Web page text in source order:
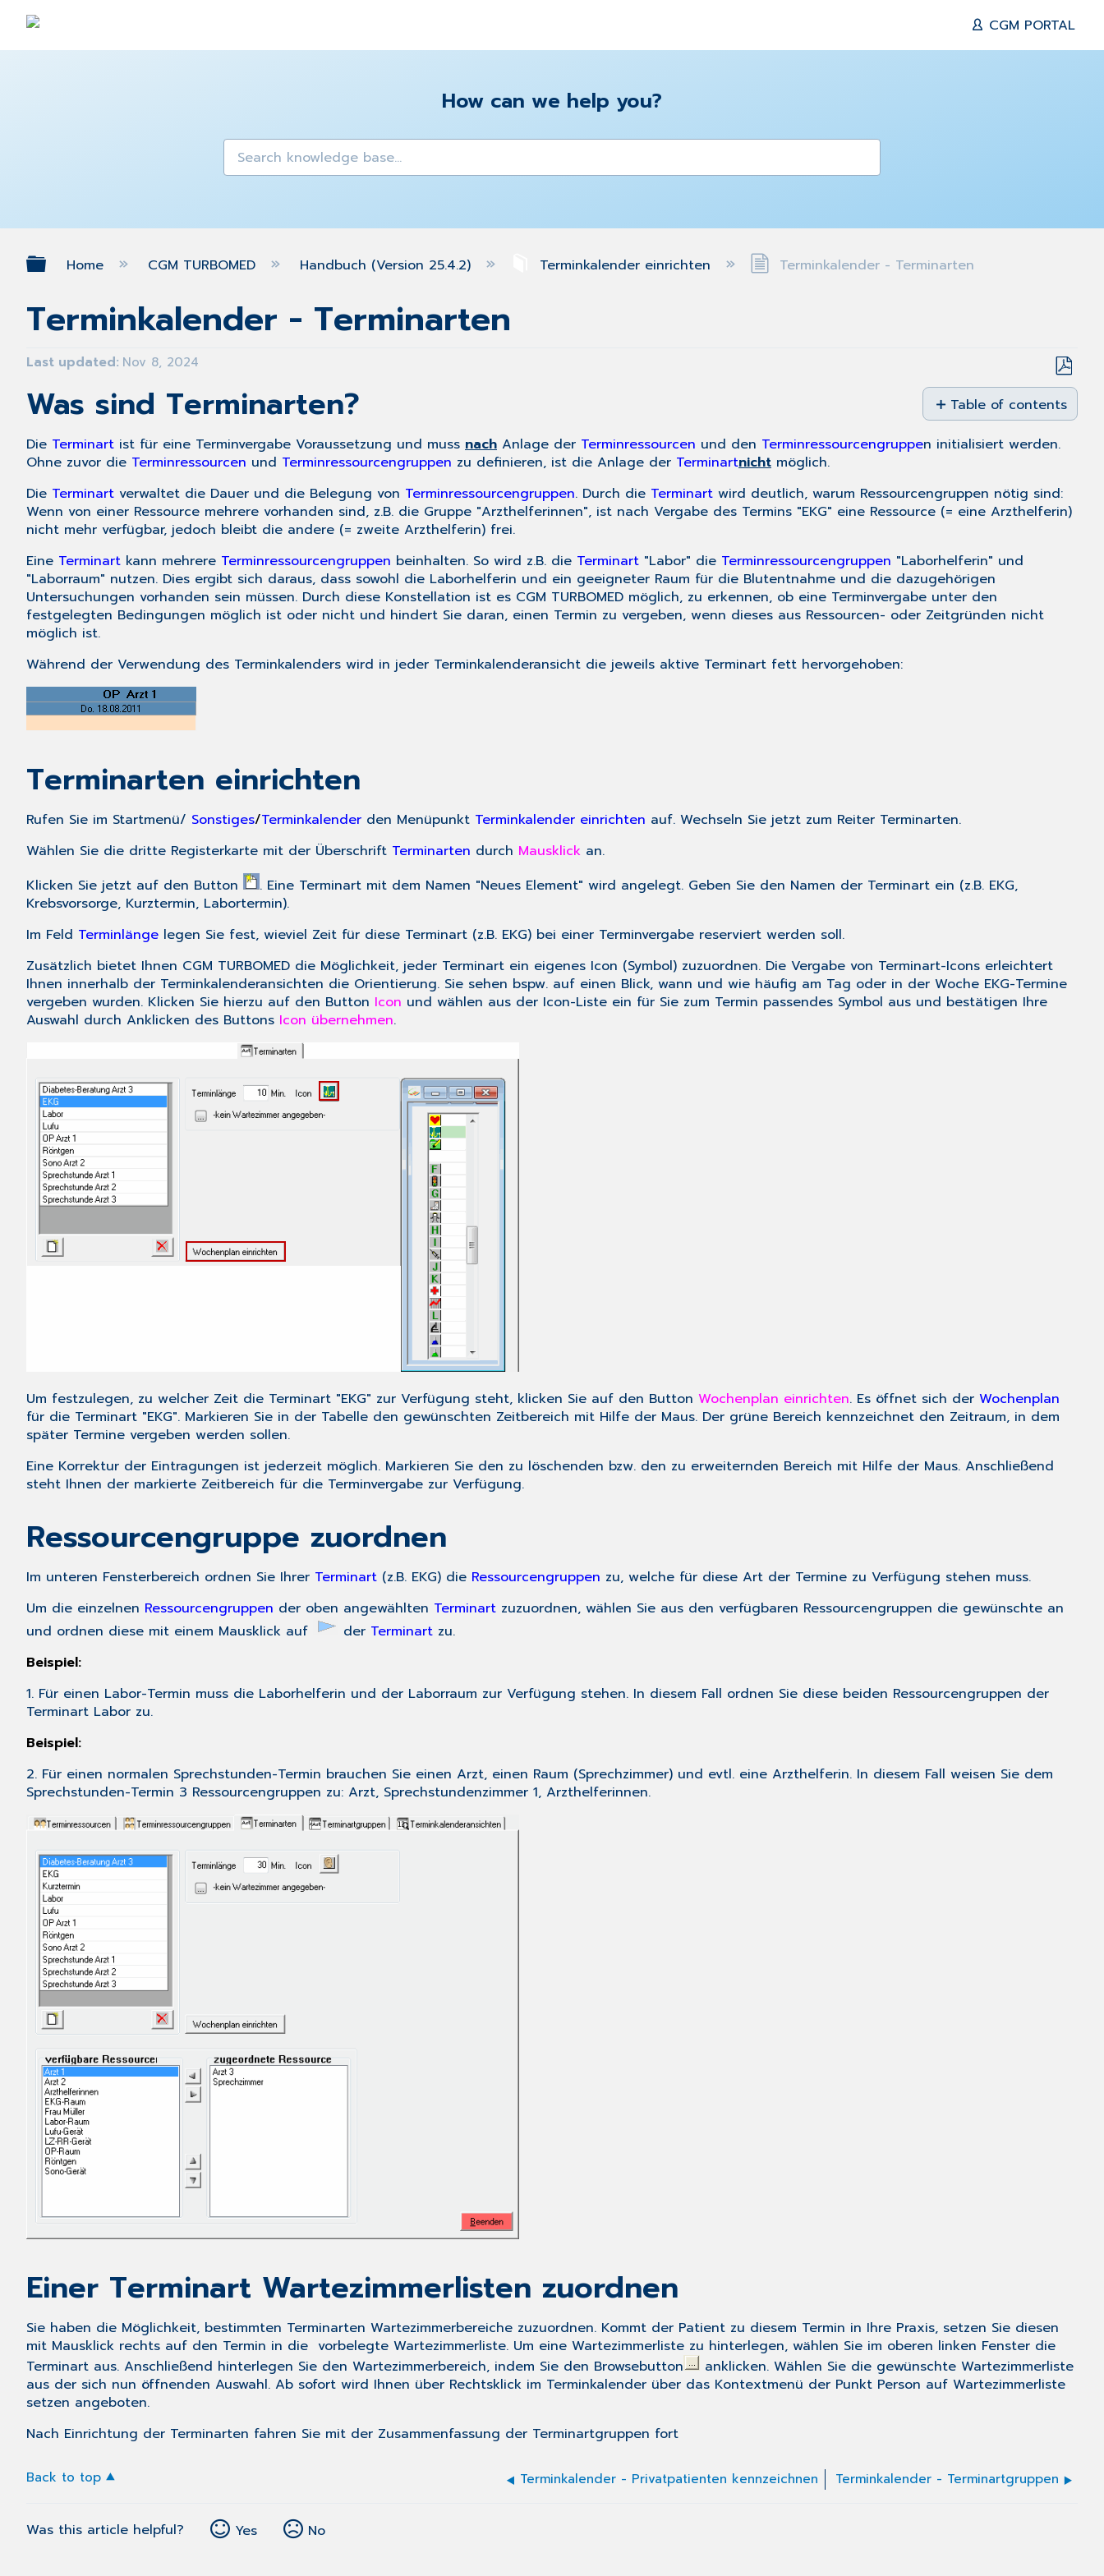
CGM PORTAL
How can we help you?
Expand/collapse global hierarchy
Home CGM TURBOMED Handbuch (Version 25.4.2) Terminkalender einrichten Terminkalender - Terminarten
Terminkalender - Terminarten
Last updated Nov 8, 2024
Save
as
PDF
Table of contents
sind
Terminarten
einrichten
Einer
Terminart
Wartezimmerlisten
zuordnen
Was sind Terminarten?
Die Terminart ist für eine Terminvergabe Voraussetzung und muss nach Anlage der Terminressourcen und den Terminressourcengruppen initialisiert werden.
Ohne zuvor die Terminressourcen und Terminressourcengruppen zu definieren, ist die Anlage der Terminartnicht möglich.
Die Terminart verwaltet die Dauer und die Belegung von Terminressourcengruppen. Durch die Terminart wird deutlich, warum Ressourcengruppen nötig sind:
Wenn von einer Ressource mehrere vorhanden sind, z.B. die Gruppe "Arzthelferinnen", ist nach Vergabe des Termins "EKG" eine Ressource (= eine Arzthelferin)
nicht mehr verfügbar, jedoch bleibt die andere (= zweite Arzthelferin) frei.
Eine Terminart kann mehrere Terminressourcengruppen beinhalten. So wird z.B. die Terminart "Labor" die Terminressourcengruppen "Laborhelferin" und
"Laborraum" nutzen. Dies ergibt sich daraus, dass sowohl die Laborhelferin und ein geeigneter Raum für die Blutentnahme und die dazugehörigen
Untersuchungen vorhanden sein müssen. Durch diese Konstellation ist es CGM TURBOMED möglich, zu erkennen, ob eine Terminvergabe unter den
festgelegten Bedingungen möglich ist oder nicht und hindert Sie daran, einen Termin zu vergeben, wenn dieses aus Ressourcen- oder Zeitgründen nicht
möglich ist.
Während der Verwendung des Terminkalenders wird in jeder Terminkalenderansicht die jeweils aktive Terminart fett hervorgehoben:
Terminarten einrichten
Rufen Sie im Startmenü/ Sonstiges/Terminkalender den Menüpunkt Terminkalender einrichten auf. Wechseln Sie jetzt zum Reiter Terminarten.
Wählen Sie die dritte Registerkarte mit der Überschrift Terminarten durch Mausklick an.
Klicken Sie jetzt auf den Button
. Eine Terminart mit dem Namen "Neues Element" wird angelegt. Geben Sie den Namen der Terminart ein (z.B. EKG,
Krebsvorsorge, Kurztermin, Labortermin).
Im Feld Terminlänge legen Sie fest, wieviel Zeit für diese Terminart (z.B. EKG) bei einer Terminvergabe reserviert werden soll.
Zusätzlich bietet Ihnen CGM TURBOMED die Möglichkeit, jeder Terminart ein eigenes Icon (Symbol) zuzuordnen. Die Vergabe von Terminart-Icons erleichtert
Ihnen innerhalb der Terminkalenderansichten die Orientierung. Sie sehen bspw. auf einen Blick, wann und wie häufig am Tag oder in der Woche EKG-Termine
vergeben wurden. Klicken Sie hierzu auf den Button Icon und wählen aus der Icon-Liste ein für Sie zum Termin passendes Symbol aus und bestätigen Ihre
Auswahl durch Anklicken des Buttons Icon übernehmen.
Um festzulegen, zu welcher Zeit die Terminart "EKG" zur Verfügung steht, klicken Sie auf den Button Wochenplan einrichten. Es öffnet sich der Wochenplan
für die Terminart "EKG". Markieren Sie in der Tabelle den gewünschten Zeitbereich mit Hilfe der Maus. Der grüne Bereich kennzeichnet den Zeitraum, in dem
später Termine vergeben werden sollen.
Eine Korrektur der Eintragungen ist jederzeit möglich. Markieren Sie den zu löschenden bzw. den zu erweiternden Bereich mit Hilfe der Maus. Anschließend
steht Ihnen der markierte Zeitbereich für die Terminvergabe zur Verfügung.
Ressourcengruppe zuordnen
Im unteren Fensterbereich ordnen Sie Ihrer Terminart (z.B. EKG) die Ressourcengruppen zu, welche für diese Art der Termine zu Verfügung stehen muss.
Um die einzelnen Ressourcengruppen der oben angewählten Terminart zuzuordnen, wählen Sie aus den verfügbaren Ressourcengruppen die gewünschte an
und ordnen diese mit einem Mausklick auf
der Terminart zu.
Beispiel:
1. Für einen Labor-Termin muss die Laborhelferin und der Laborraum zur Verfügung stehen. In diesem Fall ordnen Sie diese beiden Ressourcengruppen der
Terminart Labor zu.
Beispiel:
2. Für einen normalen Sprechstunden-Termin brauchen Sie einen Arzt, einen Raum (Sprechzimmer) und evtl. eine Arzthelferin. In diesem Fall weisen Sie dem
Sprechstunden-Termin 3 Ressourcengruppen zu: Arzt, Sprechstundenzimmer 1, Arzthelferinnen.
Einer Terminart Wartezimmerlisten zuordnen
Sie haben die Möglichkeit, bestimmten Terminarten Wartezimmerbereiche zuzuordnen. Kommt der Patient zu diesem Termin in Ihre Praxis, setzen Sie diesen
mit Mausklick rechts auf den Termin in die vorbelegte Wartezimmerliste. Um eine Wartezimmerliste zu hinterlegen, wählen Sie im oberen linken Fenster die
Terminart aus. Anschließend hinterlegen Sie den Wartezimmerbereich, indem Sie den Browsebutton
anklicken. Wählen Sie die gewünschte Wartezimmerliste
aus der sich nun öffnenden Auswahl. Ab sofort wird Ihnen über Rechtsklick im Terminkalender über das Kontextmenü der Punkt Person auf Wartezimmerliste
setzen angeboten.
Nach Einrichtung der Terminarten fahren Sie mit der Zusammenfassung der Terminartgruppen fort
Back to top Terminkalender - Privatpatienten kennzeichnen Terminkalender - Terminartgruppen
Was this article helpful? Yes No